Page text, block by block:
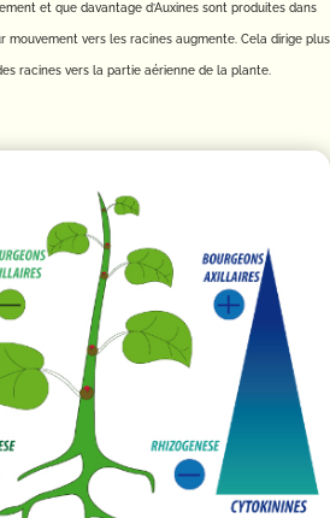
et que davantage d’Auxines sont produites dans
mouvement vers les racines augmente. Cela dirige plus
racines vers la partie aérienne de la plante.